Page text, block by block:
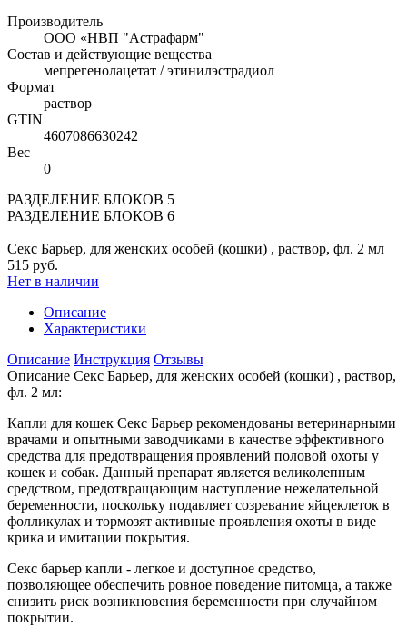
Производитель
ООО «НВП "Астрафарм"
Состав и действующие вещества
мепрегенолацетат / этинилэстрадиол
Формат
раствор
GTIN
4607086630242
Вес
0
РАЗДЕЛЕНИЕ БЛОКОВ 5
РАЗДЕЛЕНИЕ БЛОКОВ 6
Секс Барьер, для женских особей (кошки) , раствор, фл. 2 мл
515 руб.
Нет в наличии
Описание
Характеристики
Описание Инструкция Отзывы
Описание Секс Барьер, для женских особей (кошки) , раствор,
фл. 2 мл:
Капли для кошек Секс Барьер рекомендованы ветеринарными
врачами и опытными заводчиками в качестве эффективного
средства для предотвращения проявлений половой охоты у
кошек и собак. Данный препарат является великолепным
средством, предотвращающим наступление нежелательной
беременности, поскольку подавляет созревание яйцеклеток в
фолликулах и тормозят активные проявления охоты в виде
крика и имитации покрытия.
Секс барьер капли - легкое и доступное средство,
позволяющее обеспечить ровное поведение питомца, а также
снизить риск возникновения беременности при случайном
покрытии.